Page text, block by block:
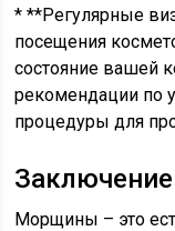
* **Регулярные
посещения
состояние вашей
рекомендации по
процедуры для
Заключение
Морщины – это